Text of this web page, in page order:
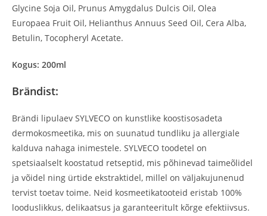
Glycine Soja Oil, Prunus Amygdalus Dulcis Oil, Olea
Europaea Fruit Oil, Helianthus Annuus Seed Oil, Cera Alba,
Betulin, Tocopheryl Acetate.
Kogus: 200ml
Brändist:
Brändi lipulaev SYLVECO on kunstlike koostisosadeta
dermokosmeetika, mis on suunatud tundliku ja allergiale
kalduva nahaga inimestele. SYLVECO toodetel on
spetsiaalselt koostatud retseptid, mis põhinevad taimeõlidel
ja võidel ning ürtide ekstraktidel, millel on väljakujunenud
tervist toetav toime. Neid kosmeetikatooteid eristab 100%
looduslikkus, delikaatsus ja garanteeritult kõrge efektiivsus.